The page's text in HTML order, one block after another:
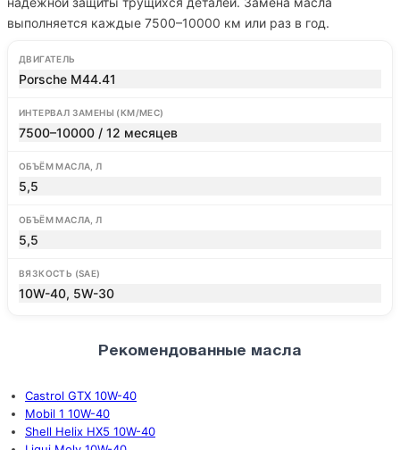
выполняется каждые 7500–10000 км или раз в год.
ДВИГАТЕЛЬ
Porsche M44.41
ИНТЕРВАЛ ЗАМЕНЫ (КМ/МЕС)
7500–10000 / 12 месяцев
ОБЪЁМ МАСЛА, Л
5,5
ОБЪЁМ МАСЛА, Л
5,5
ВЯЗКОСТЬ (SAE)
10W-40, 5W-30
Рекомендованные масла
Castrol GTX 10W-40
Mobil 1 10W-40
Shell Helix HX5 10W-40